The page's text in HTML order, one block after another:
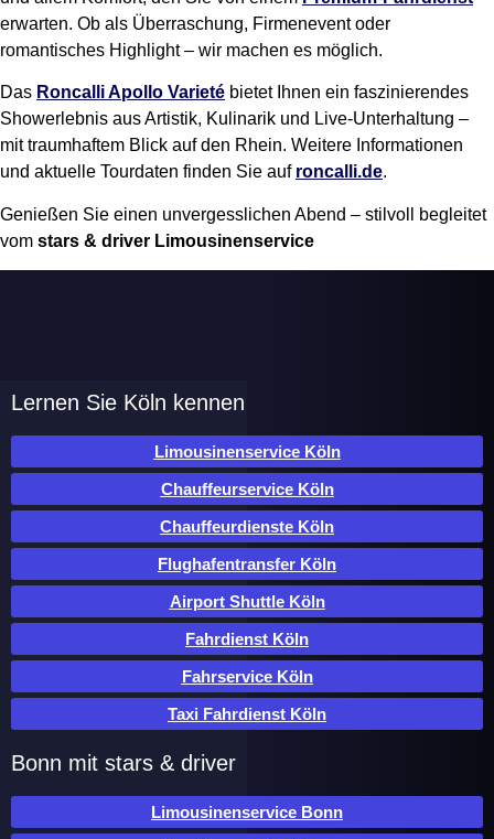
erwarten. Ob als Überraschung, Firmenevent oder
romantisches Highlight – wir machen es möglich.
Das Roncalli Apollo Varieté bietet Ihnen ein faszinierendes
Showerlebnis aus Artistik, Kulinarik und Live-Unterhaltung –
mit traumhaftem Blick auf den Rhein. Weitere Informationen
und aktuelle Tourdaten finden Sie auf roncalli.de.
Genießen Sie einen unvergesslichen Abend – stilvoll begleitet
vom stars & driver Limousinenservice
Lernen Sie Köln kennen
Limousinenservice Köln
Chauffeurservice Köln
Chauffeurdienste Köln
Flughafentransfer Köln
Airport Shuttle Köln
Fahrdienst Köln
Fahrservice Köln
Taxi Fahrdienst Köln
Bonn mit stars & driver
Limousinenservice Bonn